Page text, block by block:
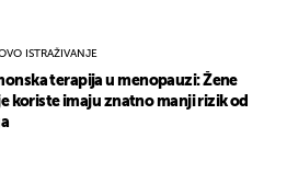
ISTRAŽIVANJE
terapija u menopauzi: Žene
koriste imaju znatno manji rizik od